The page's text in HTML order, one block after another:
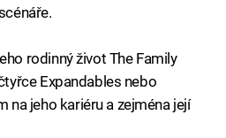
rodinný život The Family
Expandables nebo
na jeho kariéru a zejména její